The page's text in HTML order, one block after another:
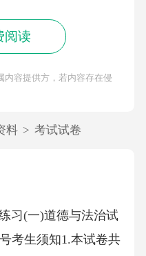
阅读
内容提供方，若内容存在侵
料 > 考试试卷
习(一)道德与法治试
考生须知1.本试卷共